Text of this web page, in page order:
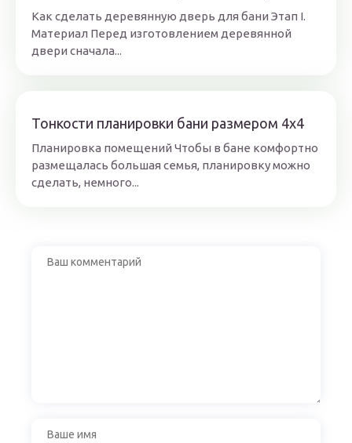
Как сделать деревянную дверь для бани Этап I.
Материал Перед изготовлением деревянной
двери сначала...
Тонкости планировки бани размером 4х4
Планировка помещений Чтобы в бане комфортно
размещалась большая семья, планировку можно
сделать, немного...